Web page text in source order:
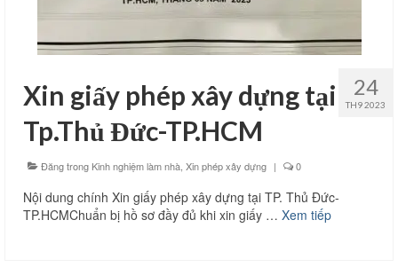
24
TH9 2023
Xin giấy phép xây dựng tại
Tp.Thủ Đức-TP.HCM
Đăng trong Kinh nghiệm làm nhà Xin phép xây dựng | 0
Nội dung chính Xin giấy phép xây dựng tại TP. Thủ Đức-
TP.HCMChuẩn bị hồ sơ đầy đủ khi xin giấy … Xem tiếp